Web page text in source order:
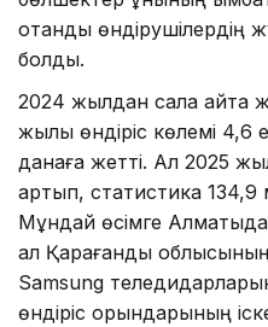
отандық өндірушілердің
болды.
2024 жылдан сала қайта
жылы өндіріс көлемі 4,6
данаға жетті. Ал 2025
артып, статистика
Мұндай өсімге
ал Қарағанды
Samsung
өндіріс орындарының